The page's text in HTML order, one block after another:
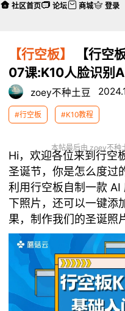
【行空板】
【行空
07课:K10人脸识别
zoey不种土豆
#行空板 #K10教程
本帖最后由 zoey不
Hi，欢迎各位来到行空
圣诞节，你是怎么度过
利用行空板自制一款
下照片，还可以一键添
果，制作我们的圣诞照
社区首页 论坛 商城 登录